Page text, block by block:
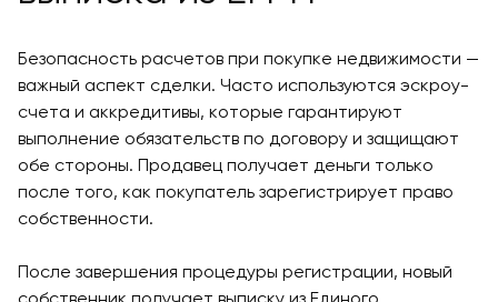
Безопасность расчетов при покупке недвижимости —
важный аспект сделки. Часто используются эскроу-
счета и аккредитивы, которые гарантируют
выполнение обязательств по договору и защищают
обе стороны. Продавец получает деньги только
после того, как покупатель зарегистрирует право
собственности.
После завершения процедуры регистрации, новый